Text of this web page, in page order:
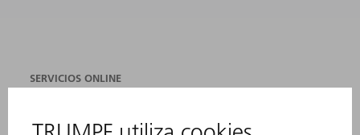
SERVICIOS ONLINE
EVENTOS Y CONVOCATORIAS